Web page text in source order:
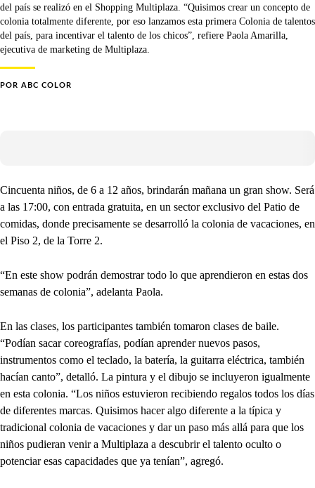
del país se realizó en el Shopping Multiplaza. “Quisimos crear un concepto de
colonia totalmente diferente, por eso lanzamos esta primera Colonia de talentos
del país, para incentivar el talento de los chicos”, refiere Paola Amarilla,
ejecutiva de marketing de Multiplaza.
POR ABC COLOR
Cincuenta niños, de 6 a 12 años, brindarán mañana un gran show. Será
a las 17:00, con entrada gratuita, en un sector exclusivo del Patio de
comidas, donde precisamente se desarrolló la colonia de vacaciones, en
el Piso 2, de la Torre 2.
“En este show podrán demostrar todo lo que aprendieron en estas dos
semanas de colonia”, adelanta Paola.
En las clases, los participantes también tomaron clases de baile.
“Podían sacar coreografías, podían aprender nuevos pasos,
instrumentos como el teclado, la batería, la guitarra eléctrica, también
hacían canto”, detalló. La pintura y el dibujo se incluyeron igualmente
en esta colonia. “Los niños estuvieron recibiendo regalos todos los días
de diferentes marcas. Quisimos hacer algo diferente a la típica y
tradicional colonia de vacaciones y dar un paso más allá para que los
niños pudieran venir a Multiplaza a descubrir el talento oculto o
potenciar esas capacidades que ya tenían”, agregó.